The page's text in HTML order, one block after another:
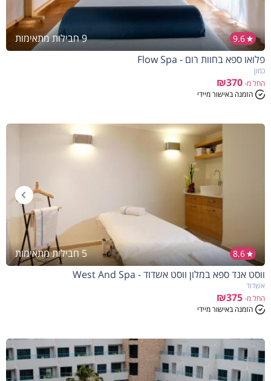
9.6
9 חבילות מתאימות
פלואו ספא בחוות רום - Flow Spa
כמון
החל מ-₪370
הזמנה באישור מיידי
8.6
5 חבילות מתאימות
ווסט אנד ספא במלון ווסט אשדוד - West And Spa
אשדוד
החל מ-₪375
הזמנה באישור מיידי